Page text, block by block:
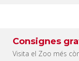
Consignes
Visita el Zoo més